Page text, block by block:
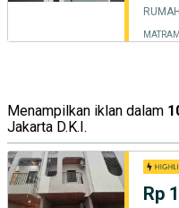
Menampilkan iklan dalam
Jakarta D.K.I.
Rp